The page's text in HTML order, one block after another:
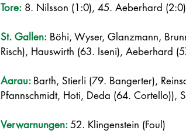
Tore: 8. Nilsson (1:0), 45. Aeberhard
St. Gallen: Böhi, Wyser, Glanzmann,
Risch), Hauswirth (63. Iseni), Aeberhard
Aarau: Barth, Stierli (79. Bangerter),
Pfannschmidt, Hoti, Deda (64. Cortello)),
Verwarnungen: 52. Klingenstein (Foul)